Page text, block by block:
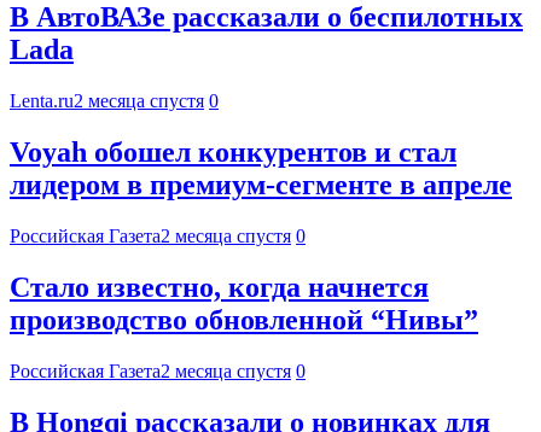
В АвтоВАЗе рассказали о беспилотных
Lada
Lenta.ru2 месяца спустя 0
Voyah обошел конкурентов и стал
лидером в премиум-сегменте в апреле
Российская Газета2 месяца спустя 0
Стало известно, когда начнется
производство обновленной “Нивы”
Российская Газета2 месяца спустя 0
В Hongqi рассказали о новинках для